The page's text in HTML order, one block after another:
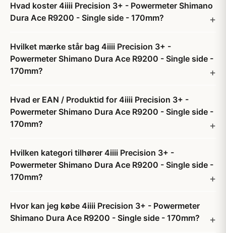
Hvad koster 4iiii Precision 3+ - Powermeter Shimano
Dura Ace R9200 - Single side - 170mm?
Hvilket mærke står bag 4iiii Precision 3+ -
Powermeter Shimano Dura Ace R9200 - Single side -
170mm?
Hvad er EAN / Produktid for 4iiii Precision 3+ -
Powermeter Shimano Dura Ace R9200 - Single side -
170mm?
Hvilken kategori tilhører 4iiii Precision 3+ -
Powermeter Shimano Dura Ace R9200 - Single side -
170mm?
Hvor kan jeg købe 4iiii Precision 3+ - Powermeter
Shimano Dura Ace R9200 - Single side - 170mm?